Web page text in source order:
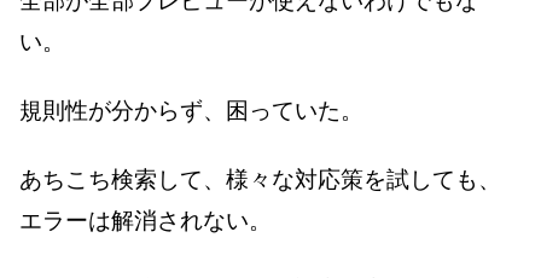
い。
規則性が分からず、困っていた。
あちこち検索して、様々な対応策を試しても、
エラーは解消されない。